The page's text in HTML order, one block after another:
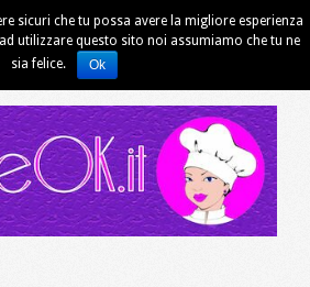
sicuri che tu possa avere la migliore esperienza
utilizzare questo sito noi assumiamo che tu ne
sia felice.
Ok